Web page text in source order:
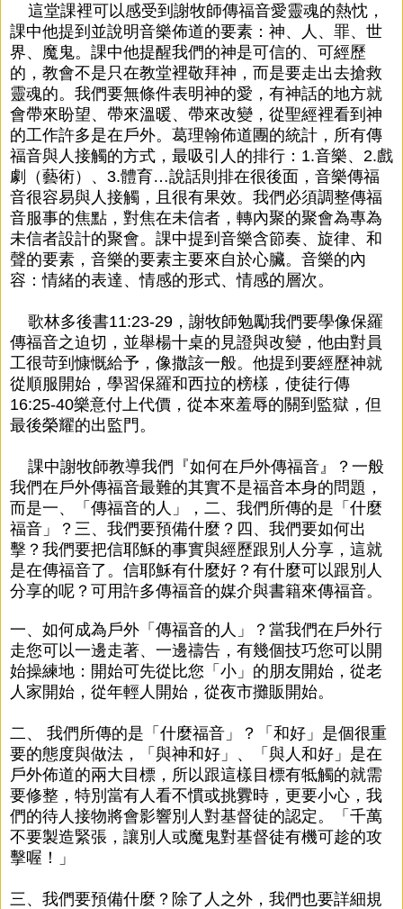
這堂課裡可以感受到謝牧師傳福音愛靈魂的熱忱，
課中他提到並說明音樂佈道的要素：神、人、罪、世
界、魔鬼。課中他提醒我們的神是可信的、可經歷
的，教會不是只在教堂裡敬拜神，而是要走出去搶救
靈魂的。我們要無條件表明神的愛，有神話的地方就
會帶來盼望、帶來溫暖、帶來改變，從聖經裡看到神
的工作許多是在戶外。葛理翰佈道團的統計，所有傳
福音與人接觸的方式，最吸引人的排行：1.音樂、2.戲
劇（藝術）、3.體育…說話則排在很後面，音樂傳福
音很容易與人接觸，且很有果效。我們必須調整傳福
音服事的焦點，對焦在未信者，轉內聚的聚會為專為
未信者設計的聚會。課中提到音樂含節奏、旋律、和
聲的要素，音樂的要素主要來自於心臟。音樂的內
容：情緒的表達、情感的形式、情感的層次。
歌林多後書11:23-29，謝牧師勉勵我們要學像保羅
傳福音之迫切，並舉楊十桌的見證與改變，他由對員
工很苛到慷慨給予，像撒該一般。他提到要經歷神就
從順服開始，學習保羅和西拉的榜樣，使徒行傳
16:25-40樂意付上代價，從本來羞辱的關到監獄，但
最後榮耀的出監門。
課中謝牧師教導我們『如何在戶外傳福音』？一般
我們在戶外傳福音最難的其實不是福音本身的問題，
而是一、「傳福音的人」，二、我們所傳的是「什麼
福音」？三、我們要預備什麼？四、我們要如何出
擊？我們要把信耶穌的事實與經歷跟別人分享，這就
是在傳福音了。信耶穌有什麼好？有什麼可以跟別人
分享的呢？可用許多傳福音的媒介與書籍來傳福音。
一、如何成為戶外「傳福音的人」？當我們在戶外行
走您可以一邊走著、一邊禱告，有幾個技巧您可以開
始操練地：開始可先從比您「小」的朋友開始，從老
人家開始，從年輕人開始，從夜市攤販開始。
二、 我們所傳的是「什麼福音」？「和好」是個很重
要的態度與做法，「與神和好」、「與人和好」是在
戶外佈道的兩大目標，所以跟這樣目標有牴觸的就需
要修整，特別當有人看不慣或挑釁時，更要小心，我
們的待人接物將會影響別人對基督徒的認定。「千萬
不要製造緊張，讓別人或魔鬼對基督徒有機可趁的攻
擊喔！」
三、我們要預備什麼？除了人之外，我們也要詳細規